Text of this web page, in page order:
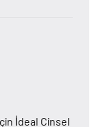
İdeal Cinsel